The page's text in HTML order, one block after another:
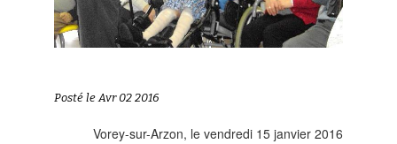
Posté le Avr 02 2016
Vorey-sur-Arzon, le vendredi 15 janvier 2016